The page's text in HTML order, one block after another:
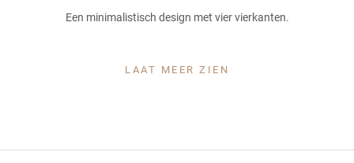
Een minimalistisch design met vier vierkanten.
LAAT MEER ZIEN